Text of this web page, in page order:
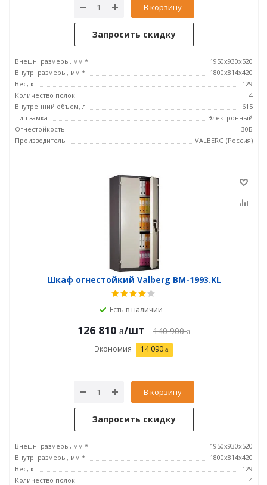
В корзину
Запросить скидку
Внешн. размеры, мм *
1950x930x520
Внутр. размеры, мм *
1800x814x420
Вес, кг
129
Количество полок
4
Внутренний объем, л
615
Тип замка
Электронный
Огнестойкость
30Б
Производитель
VALBERG (Россия)
Шкаф огнестойкий Valberg BM-1993.KL
Есть в наличии
126 810 /шт 140 900
Экономия 14 090
В корзину
Запросить скидку
Внешн. размеры, мм *
1950x930x520
Внутр. размеры, мм *
1800x814x420
Вес, кг
129
Количество полок
4